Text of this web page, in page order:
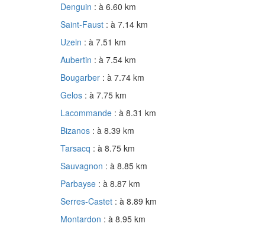
Denguin : à 6.60 km
Saint-Faust : à 7.14 km
Uzein : à 7.51 km
Aubertin : à 7.54 km
Bougarber : à 7.74 km
Gelos : à 7.75 km
Lacommande : à 8.31 km
Bizanos : à 8.39 km
Tarsacq : à 8.75 km
Sauvagnon : à 8.85 km
Parbayse : à 8.87 km
Serres-Castet : à 8.89 km
Montardon : à 8.95 km